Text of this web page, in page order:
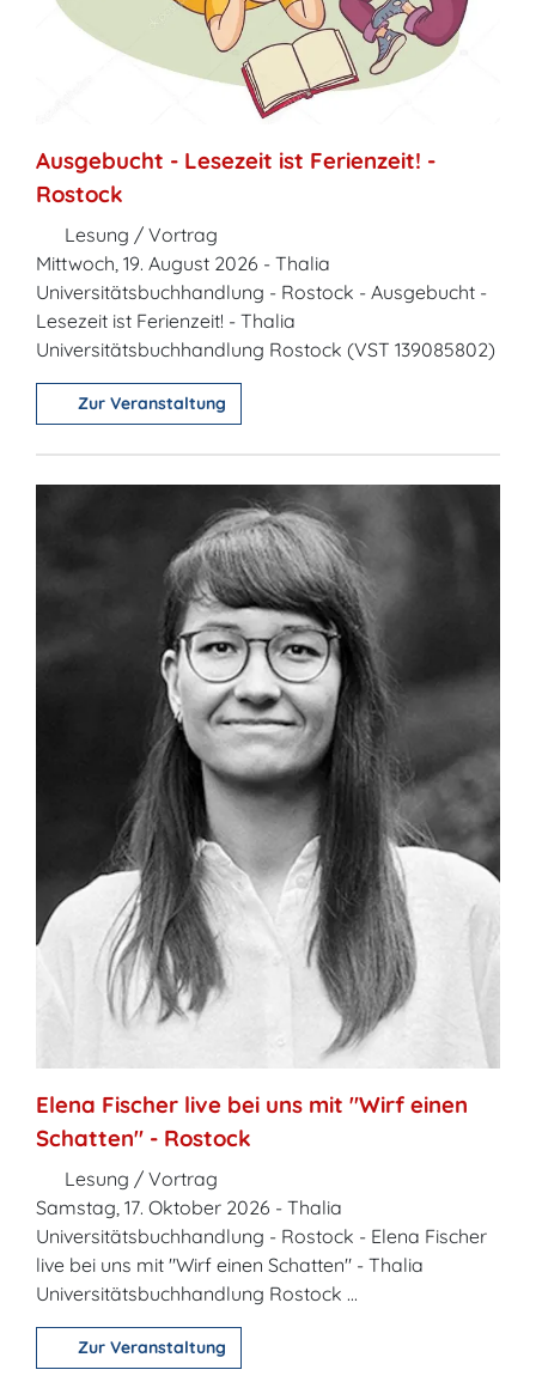
Ausgebucht - Lesezeit ist Ferienzeit! -
Rostock
Lesung / Vortrag
Mittwoch, 19. August 2026 - Thalia
Universitätsbuchhandlung - Rostock - Ausgebucht -
Lesezeit ist Ferienzeit! - Thalia
Universitätsbuchhandlung Rostock (VST 139085802)
Zur Veranstaltung
Elena Fischer live bei uns mit "Wirf einen
Schatten" - Rostock
Lesung / Vortrag
Samstag, 17. Oktober 2026 - Thalia
Universitätsbuchhandlung - Rostock - Elena Fischer
live bei uns mit "Wirf einen Schatten" - Thalia
Universitätsbuchhandlung Rostock ...
Zur Veranstaltung